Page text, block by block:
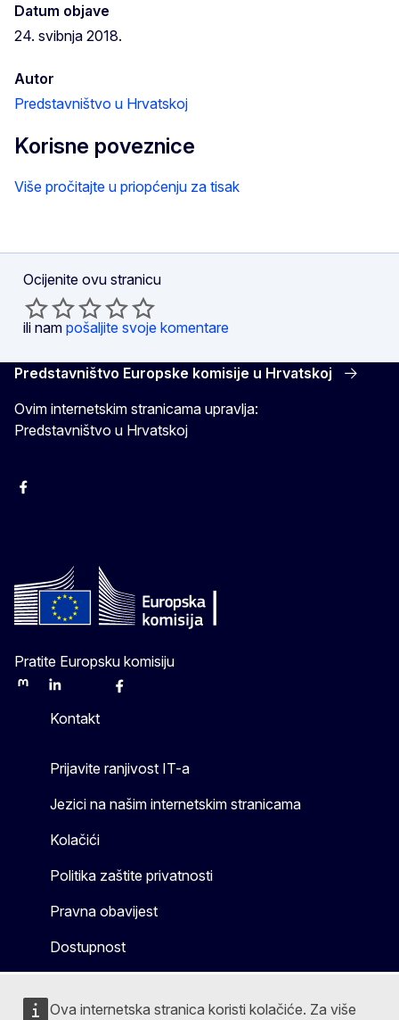
Ova internetska stranica koristi kolačiće. Za više
Datum objave
24. svibnja 2018.
Autor
Predstavništvo u Hrvatskoj
Korisne poveznice
Više pročitajte u priopćenju za tisak
Ocijenite ovu stranicu
ili nam pošaljite svoje komentare
Predstavništvo Europske komisije u Hrvatskoj
Ovim internetskim stranicama upravlja:
Predstavništvo u Hrvatskoj
Facebook
Pratite Europsku komisiju
MastodonLinkedInBlueskyFacebook
Kontakt
Prijavite ranjivost IT-a
Jezici na našim internetskim stranicama
Kolačići
Politika zaštite privatnosti
Pravna obavijest
Dostupnost